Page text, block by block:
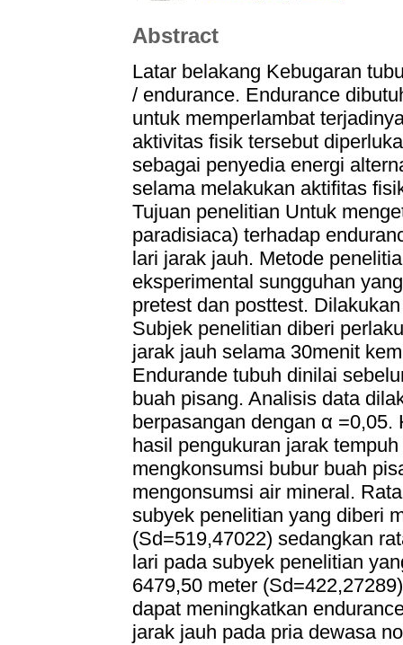
Abstract
Latar belakang Kebugaran
/ endurance. Endurance
untuk memperlambat
aktivitas fisik tersebut
sebagai penyedia energi
selama melakukan aktifitas
Tujuan penelitian Untuk
paradisiaca) terhadap
lari jarak jauh. Metode
eksperimental sungguhan
pretest dan posttest.
Subjek penelitian diberi
jarak jauh selama 30menit
Endurande tubuh dinilai
buah pisang. Analisis data
berpasangan dengan α
hasil pengukuran jarak
mengkonsumsi bubur buah
mengonsumsi air mineral.
subyek penelitian yang diberi
(Sd=519,47022) sedangkan
lari pada subyek penelitian
6479,50 meter
dapat meningkatkan
jarak jauh pada pria dewasa